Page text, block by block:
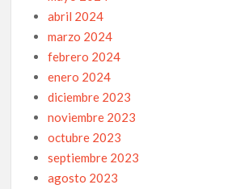
abril 2024
marzo 2024
febrero 2024
enero 2024
diciembre 2023
noviembre 2023
octubre 2023
septiembre 2023
agosto 2023